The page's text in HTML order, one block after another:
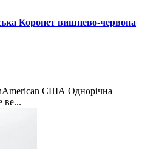
Коронет вишнево-червона
США Однорічна
ве...